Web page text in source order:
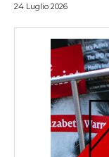
24 Luglio 2026